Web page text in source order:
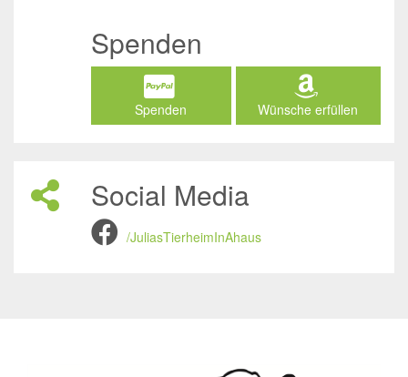
Spenden
Spenden Wünsche erfüllen
Social Media
/JuliasTierheimInAhaus